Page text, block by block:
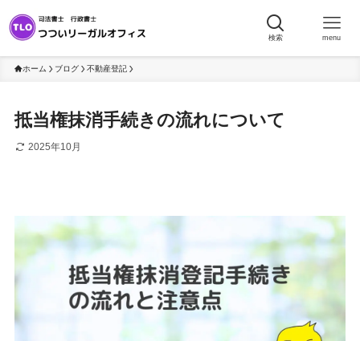
検索 menu
ホーム ブログ 不動産登記
抵当権抹消手続きの流れについて
2025年10月